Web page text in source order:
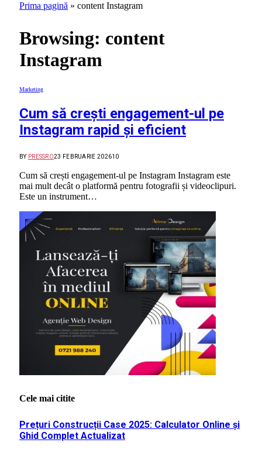
Prima pagină » content Instagram
Browsing: content
Instagram
Marketing
Cum să crești engagement-ul pe
Instagram rapid și eficient
BY PRESSRO23 FEBRUARIE 202610
Cum să crești engagement-ul pe Instagram Instagram este
mai mult decât o platformă pentru fotografii și videoclipuri.
Este un instrument…
Cele mai citite
Prețuri Construcții Case 2025: Calculator Online și
Ghid Complet Actualizat